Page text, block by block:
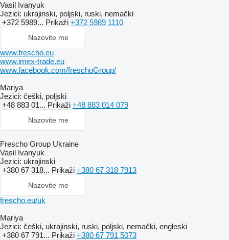
Vasil Ivanyuk
Jezici: ukrajinski, poljski, ruski, nemački
+372 5989... Prikaži +372 5989 1110
Nazovite me
www.frescho.eu
www.imex-trade.eu
www.facebook.com/freschoGroup/
Mariya
Jezici: češki, poljski
+48 883 01... Prikaži +48 883 014 079
Nazovite me
Frescho Group Ukraine
Vasil Ivanyuk
Jezici: ukrajinski
+380 67 318... Prikaži +380 67 318 7913
Nazovite me
frescho.eu/uk
Mariya
Jezici: češki, ukrajinski, ruski, poljski, nemački, engleski
+380 67 791... Prikaži +380 67 791 5073